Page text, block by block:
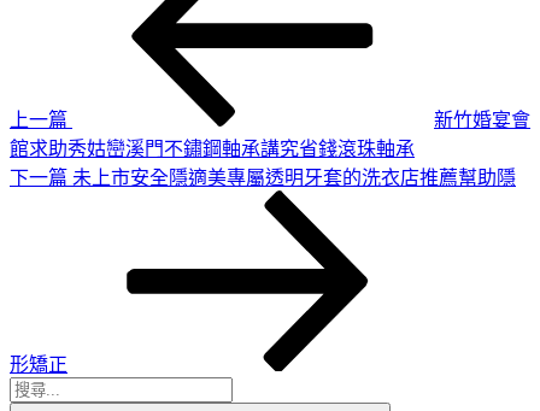
上一篇
新竹婚宴會
館求助秀姑巒溪門不鏽鋼軸承講究省錢滾珠軸承
下
下一篇 未上市安全隱適美專屬透明牙套的洗衣店推薦幫助隱
形矯正
搜